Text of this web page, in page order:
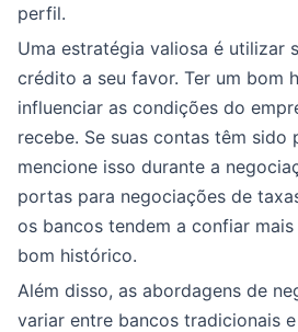
perfil.
Uma estratégia valiosa é utilizar
crédito a seu favor. Ter um bom
influenciar as condições do
recebe. Se suas contas têm sido
mencione isso durante a
portas para negociações de
os bancos tendem a confiar
bom histórico.
Além disso, as abordagens de
variar entre bancos tradicionais